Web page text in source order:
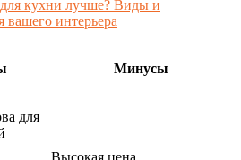
кухни лучше? Виды и
вашего интерьера
Минусы
для